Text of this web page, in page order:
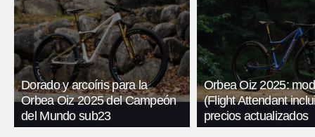
Dorado y arcoíris para la
Orbea Oiz 2025 del Campeón
del Mundo sub23
Orbea Oiz 2025:
(Flight Attendant
precios actualizados